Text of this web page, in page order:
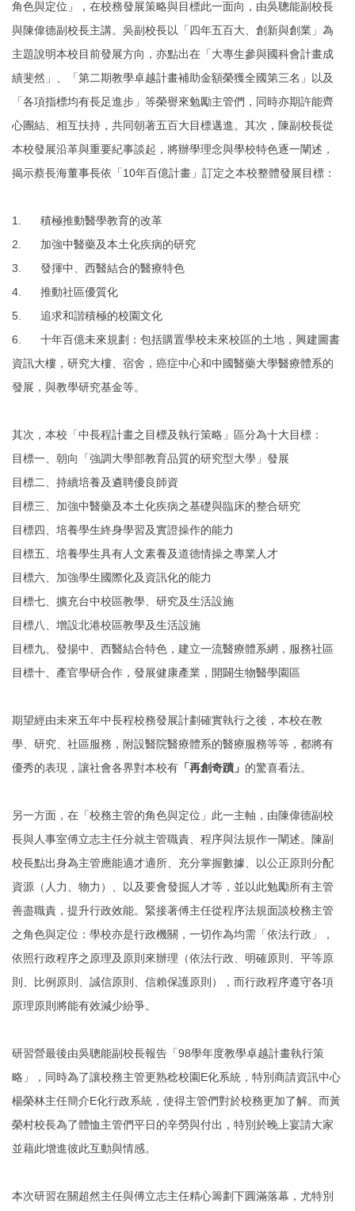
角色與定位」，在校務發展策略與目標此一面向，由吳聰能副校長
與陳偉德副校長主講。吳副校長以「四年五百大、創新與創業」為
主題說明本校目前發展方向，亦點出在「大專生參與國科會計畫成
績斐然」、「第二期教學卓越計畫補助金額榮獲全國第三名」以及
「各項指標均有長足進步」等榮譽來勉勵主管們，同時亦期許能齊
心團結、相互扶持，共同朝著五百大目標邁進。其次，陳副校長從
本校發展沿革與重要紀事談起，將辦學理念與學校特色逐一闡述，
揭示蔡長海董事長依「10年百億計畫」訂定之本校整體發展目標：
1. 積極推動醫學教育的改革
2. 加強中醫藥及本土化疾病的研究
3. 發揮中、西醫結合的醫療特色
4. 推動社區優質化
5. 追求和諧積極的校園文化
6. 十年百億未來規劃：包括購置學校未來校區的土地，興建圖書
資訊大樓，研究大樓、宿舍，癌症中心和中國醫藥大學醫療體系的
發展，與教學研究基金等。
其次，本校「中長程計畫之目標及執行策略」區分為十大目標：
目標一、朝向「強調大學部教育品質的研究型大學」發展
目標二、持續培養及遴聘優良師資
目標三、加強中醫藥及本土化疾病之基礎與臨床的整合研究
目標四、培養學生終身學習及實證操作的能力
目標五、培養學生具有人文素養及道德情操之專業人才
目標六、加強學生國際化及資訊化的能力
目標七、擴充台中校區教學、研究及生活設施
目標八、增設北港校區教學及生活設施
目標九、發揚中、西醫結合特色，建立一流醫療體系網，服務社區
目標十、產官學研合作，發展健康產業，開闢生物醫學園區
期望經由未來五年中長程校務發展計劃確實執行之後，本校在教
學、研究、社區服務，附設醫院醫療體系的醫療服務等等，都將有
優秀的表現，讓社會各界對本校有 「再創奇蹟」 的驚喜看法。
另一方面，在「校務主管的角色與定位」此一主軸，由陳偉德副校
長與人事室傅立志主任分就主管職責、程序與法規作一闡述。陳副
校長點出身為主管應能適才適所、充分掌握數據、以公正原則分配
資源（人力、物力）、以及要會發掘人才等，並以此勉勵所有主管
善盡職責，提升行政效能。緊接著傅主任從程序法規面談校務主管
之角色與定位：學校亦是行政機關，一切作為均需「依法行政」，
依照行政程序之原理及原則來辦理（依法行政、明確原則、平等原
則、比例原則、誠信原則、信賴保護原則），而行政程序遵守各項
原理原則將能有效減少紛爭。
研習營最後由吳聰能副校長報告「98學年度教學卓越計畫執行策
略」，同時為了讓校務主管更熟稔校園E化系統，特別商請資訊中心
楊榮林主任簡介E化行政系統，使得主管們對於校務更加了解。而黃
榮村校長為了體恤主管們平日的辛勞與付出，特別於晚上宴請大家
並藉此增進彼此互動與情感。
本次研習在關超然主任與傅立志主任精心籌劃下圓滿落幕，尤特別